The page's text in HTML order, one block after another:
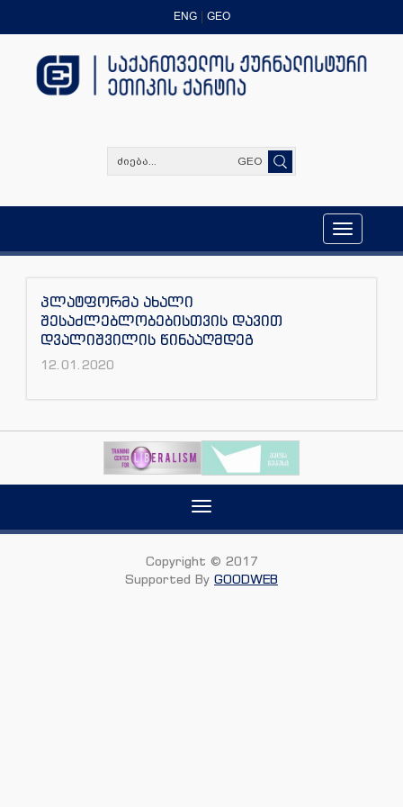
ENG GEO
GEO
Toggle
navigation
პლატფორმა ახალი
შესაძლებლობებისთვის დავით
დვალიშვილის წინააღმდეგ
12.01.2020
Toggle
Copyright © 2017
Supported By GOODWEB